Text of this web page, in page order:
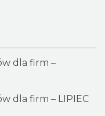
dla firm –
dla firm – LIPIEC